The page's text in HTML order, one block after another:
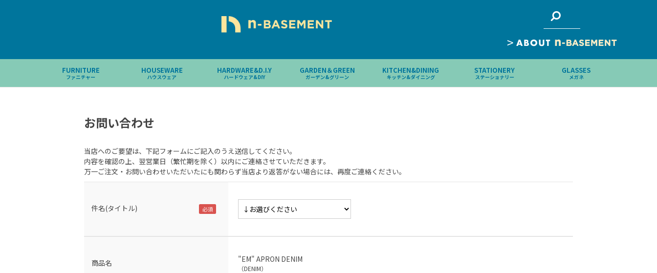
>
FURNITURE
ファニチャー
HOUSEWARE
ハウスウェア
HARDWARE&D.I.Y
ハードウェア&DIY
GARDEN＆GREEN
ガーデン&グリーン
KITCHEN&DINING
キッチン&ダイニング
STATIONERY
ステーショナリー
GLASSES
メガネ
お問い合わせ
当店へのご要望は、下記フォームにご記入のうえ送信してください。
内容を確認の上、翌営業日（繁忙期を除く）以内にご連絡させていただきます。
万一ご注文・お問い合わせいただいたにも関わらず当店より返答がない場合には、再度ご連絡ください。
件名(タイトル)
商品名 "EM" APRON DENIM
（DENIM）